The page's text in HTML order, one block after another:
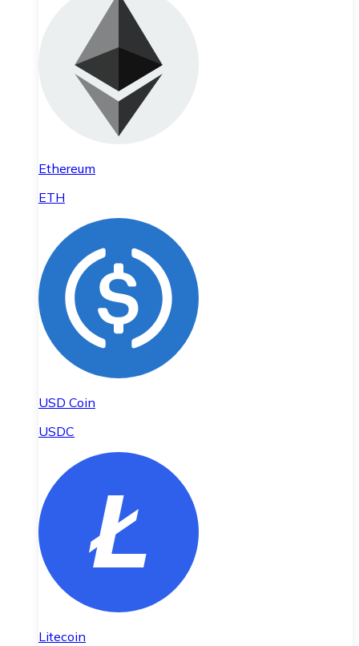
Ethereum
ETH
USD Coin
USDC
Litecoin